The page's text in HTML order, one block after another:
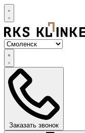
Заказать звонок